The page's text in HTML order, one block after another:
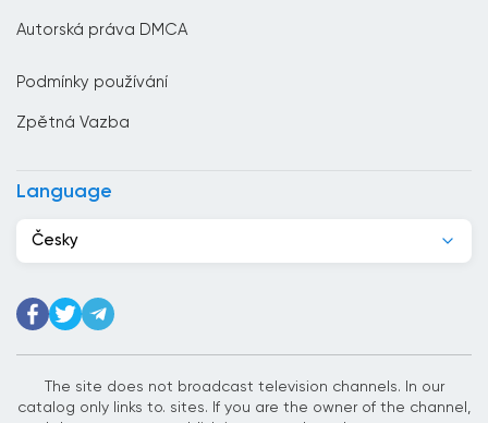
Čínská republika
Ekvádor
Etiopie
Autorská práva DMCA
Podmínky používání
Zpětná Vazba
Language
Česky
The site does not broadcast television channels. In our
catalog only links to. sites. If you are the owner of the channel,